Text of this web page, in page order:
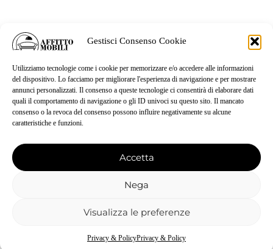
Gestisci Consenso Cookie
Utilizziamo tecnologie come i cookie per memorizzare e/o accedere alle informazioni
del dispositivo. Lo facciamo per migliorare l'esperienza di navigazione e per mostrare
annunci personalizzati. Il consenso a queste tecnologie ci consentirà di elaborare dati
quali il comportamento di navigazione o gli ID univoci su questo sito. Il mancato
consenso o la revoca del consenso possono influire negativamente su alcune
caratteristiche e funzioni.
Accetta
Nega
Visualizza le preferenze
Privacy & PolicyPrivacy & Policy